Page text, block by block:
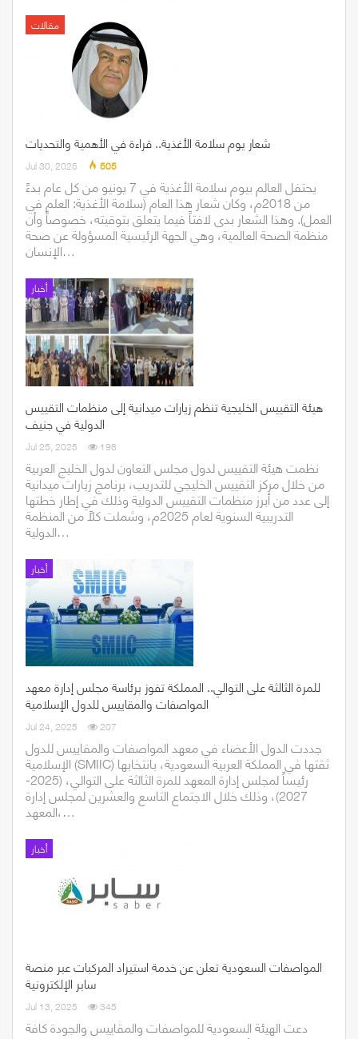
مقالات
شعار يوم سلامة الأغذية.. قراءة في الأهمية والتحديات
Jul 30, 2025 505
يحتفل العالم بيوم سلامة الأغذية في 7 يونيو من كل عام بدءً
من 2018م، وكان شعار هذا العام (سلامة الأغذية: العلم في
العمل). وهذا الشعار بدى لافتاً فيما يتعلق بتوقيته، خصوصاً وأن
منظمة الصحة العالمية، وهي الجهة الرئيسية المسؤولة عن صحة
الإنسان…
أخبار
هيئة التقييس الخليجية تنظم زيارات ميدانية إلى منظمات التقييس
الدولية في جنيف
Jul 25, 2025 198
نظمت هيئة التقييس لدول مجلس التعاون لدول الخليج العربية
من خلال مركز التقييس الخليجي للتدريب، برنامج زيارات ميدانية
إلى عدد من أبرز منظمات التقييس الدولية وذلك في إطار خطتها
التدريبية السنوية لعام 2025م، وشملت كلًا من المنظمة
الدولية…
أخبار
للمرة الثالثة على التوالي.. المملكة تفوز برئاسة مجلس إدارة معهد
المواصفات والمقاييس للدول الإسلامية
Jul 24, 2025 207
جددت الدول الأعضاء في معهد المواصفات والمقاييس للدول
الإسلامية (SMIIC) ثقتها في المملكة العربية السعودية، بانتخابها
رئيساً لمجلس إدارة المعهد للمرة الثالثة على التوالي، (2025-
2027)، وذلك خلال الاجتماع التاسع والعشرين لمجلس إدارة
المعهد،…
أخبار
المواصفات السعودية تعلن عن خدمة استيراد المركبات عبر منصة
سابر الإلكترونية
Jul 13, 2025 345
دعت الهيئة السعودية للمواصفات والمقاييس والجودة كافة